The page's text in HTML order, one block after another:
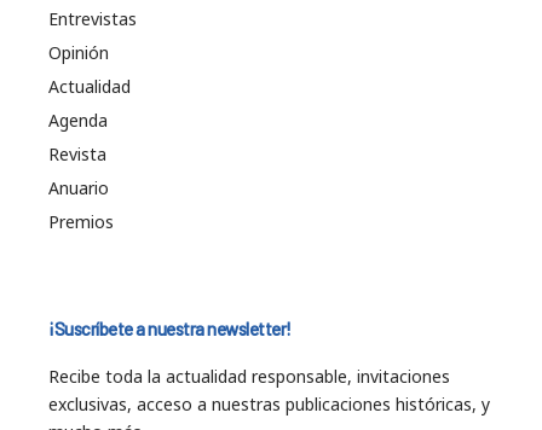
Entrevistas
Opinión
Actualidad
Agenda
Revista
Anuario
Premios
¡Suscríbete a nuestra newsletter!
Recibe toda la actualidad responsable, invitaciones
exclusivas, acceso a nuestras publicaciones históricas, y